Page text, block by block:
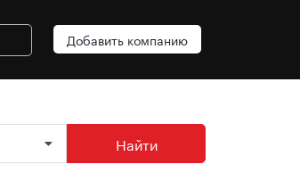
Добавить компанию
Найти